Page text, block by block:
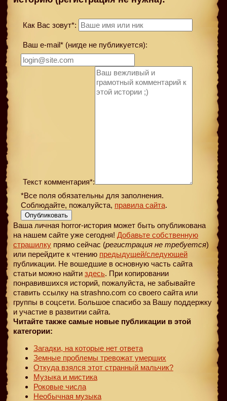
Как Вас зовут*:
Ваш e-mail* (нигде не публикуется):
Текст комментария*:
*Все поля обязательны для заполнения.
Соблюдайте, пожалуйста, правила сайта.
Опубликовать
Ваша личная horror-история может быть опубликована
на нашем сайте уже сегодня! Добавьте собственную
страшилку прямо сейчас (регистрация не требуется)
или перейдите к чтению предыдущей/следующей
публикации. Не вошедшие в основную часть сайта
статьи можно найти здесь. При копировании
понравившихся историй, пожалуйста, не забывайте
ставить ссылку на strashno.com со своего сайта или
группы в соцсети. Большое спасибо за Вашу поддержку
и участие в развитии сайта.
Читайте также самые новые публикации в этой
категории:
Загадки, на которые нет ответа
Земные проблемы тревожат умерших
Откуда взялся этот странный мальчик?
Музыка и мистика
Роковые числа
Необычная музыка